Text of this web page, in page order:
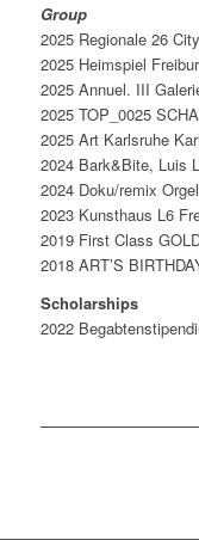
Group
2025 Regionale 26
2025 Heimspiel
2025 Annuel. III
2025 TOP_0025
2025 Art Karlsruhe
2024 Bark&Bite, Luis
2024 Doku/remix
2023 Kunsthaus L6
2019 First Class
2018 ART’S
Scholarships
2022